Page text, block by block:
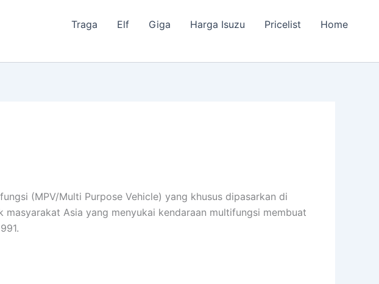
Traga Elf Giga Harga Isuzu Pricelist Home
(MPV/Multi Purpose Vehicle) yang khusus dipasarkan di
Asia yang menyukai kendaraan multifungsi membuat